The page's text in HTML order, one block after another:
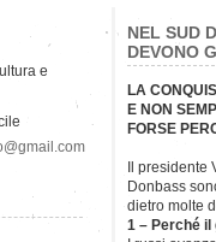
NEL SUD
DEVONO
LA
E NON
FORSE
Il
Donbass
dietro molte
1 – Perché il
e